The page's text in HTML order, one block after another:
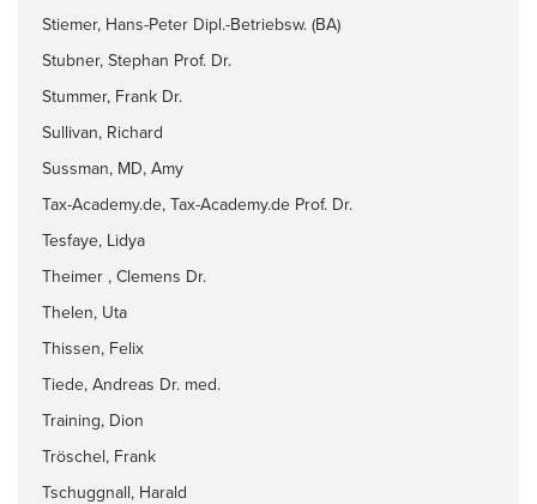
Stiemer, Hans-Peter Dipl.-Betriebsw. (BA)
Stubner, Stephan Prof. Dr.
Stummer, Frank Dr.
Sullivan, Richard
Sussman, MD, Amy
Tax-Academy.de, Tax-Academy.de Prof. Dr.
Tesfaye, Lidya
Theimer , Clemens Dr.
Thelen, Uta
Thissen, Felix
Tiede, Andreas Dr. med.
Training, Dion
Tröschel, Frank
Tschuggnall, Harald